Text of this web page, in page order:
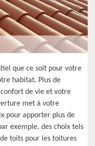
que ce soit pour votre
habitat. Plus de
de vie et votre
met à votre
pour apporter plus de
exemple, des choix tels
toits pour les toitures